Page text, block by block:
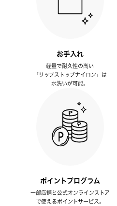
お手入れ
軽量で耐久性の高い
「リップストップナイロン」は
水洗いが可能。
ポイントプログラム
一部店舗と公式オンラインストア
で使えるポイントサービス。